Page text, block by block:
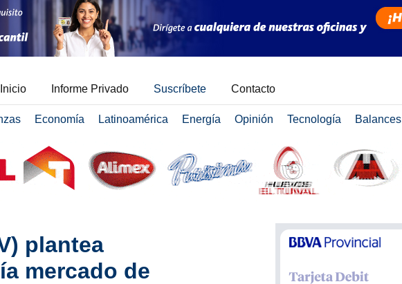
Inicio Informe Privado Suscríbete Contacto
Economía Latinoamérica Energía Opinión Tecnología Balances
plantea
mercado de